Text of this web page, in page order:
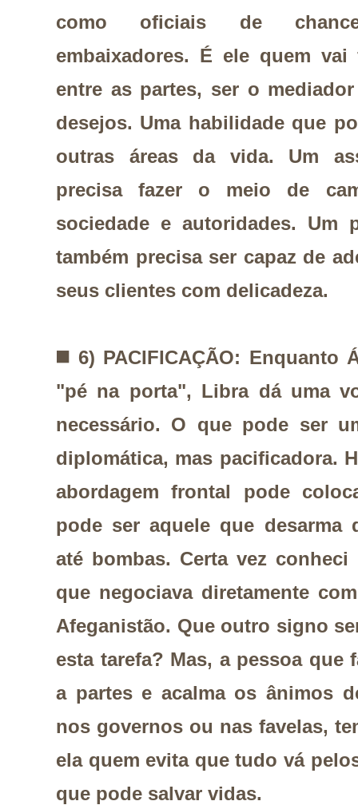
como oficiais de
embaixadores. É ele quem
entre as partes, ser o
desejos. Uma habilidade que
outras áreas da vida. Um
precisa fazer o meio de
sociedade e autoridades. Um
também precisa ser capaz de
seus clientes com delicadeza.
◼️ 6) PACIFICAÇÃO:
"pé na porta", Libra dá uma
necessário. O que pode ser
diplomática, mas pacificadora.
abordagem frontal pode
pode ser aquele que desarma
até bombas. Certa vez
que negociava diretamente
Afeganistão. Que outro signo
esta tarefa? Mas, a pessoa que
a partes e acalma os ânimos
nos governos ou nas favelas,
ela quem evita que tudo vá
que pode salvar vidas.